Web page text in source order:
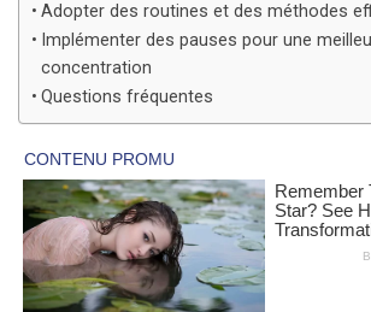
Adopter des routines et des méthodes
Implémenter des pauses pour une
concentration
Questions fréquentes